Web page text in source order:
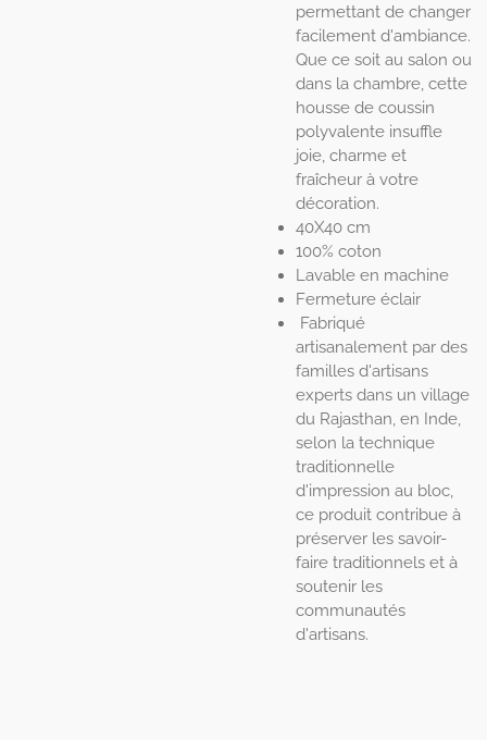
permettant de changer
facilement d'ambiance.
Que ce soit au salon ou
dans la chambre, cette
housse de coussin
polyvalente insuffle
joie, charme et
fraîcheur à votre
décoration.
40X40 cm
100% coton
Lavable en machine
Fermeture éclair
Fabriqué
artisanalement par des
familles d'artisans
experts dans un village
du Rajasthan, en Inde,
selon la technique
traditionnelle
d'impression au bloc,
ce produit contribue à
préserver les savoir-
faire traditionnels et à
soutenir les
communautés
d'artisans.